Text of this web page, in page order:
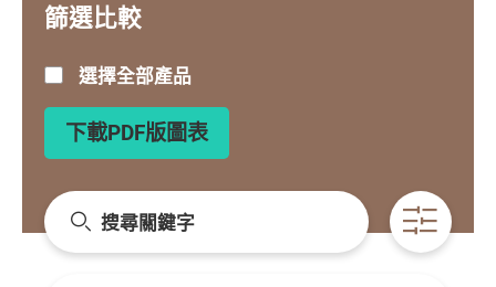
篩選比較
選擇全部產品
下載PDF版圖表
開啟條